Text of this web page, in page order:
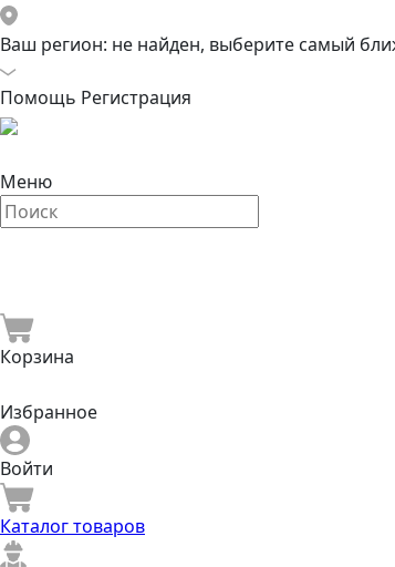
Ваш регион: не найден, выберите самый
Помощь Регистрация
Меню
Корзина
Избранное
Войти
Каталог товаров